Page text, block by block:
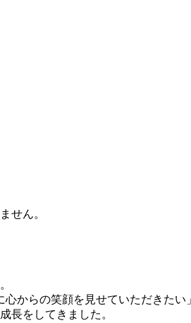
せん。
からの笑顔を見せていただきた
長をしてきました。